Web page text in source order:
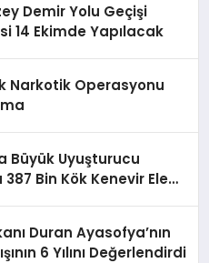
Demir Yolu Geçişi
14 Ekimde Yapılacak
Narkotik Operasyonu
Büyük Uyuşturucu
Bin Kök Kenevir Ele
Duran Ayasofya’nın
6 Yılını Değerlendirdi